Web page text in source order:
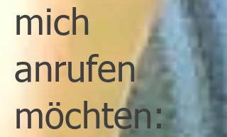
mich
anrufen
möchten: